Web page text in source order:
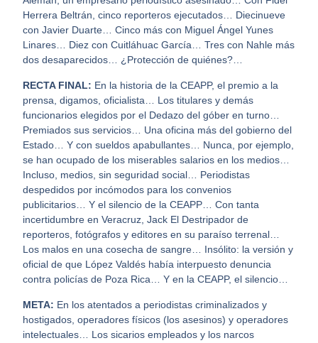
Herrera Beltrán, cinco reporteros ejecutados… Diecinueve
con Javier Duarte… Cinco más con Miguel Ángel Yunes
Linares… Diez con Cuitláhuac García… Tres con Nahle más
dos desaparecidos… ¿Protección de quiénes?…
RECTA FINAL: En la historia de la CEAPP, el premio a la
prensa, digamos, oficialista… Los titulares y demás
funcionarios elegidos por el Dedazo del góber en turno…
Premiados sus servicios… Una oficina más del gobierno del
Estado… Y con sueldos apabullantes… Nunca, por ejemplo,
se han ocupado de los miserables salarios en los medios…
Incluso, medios, sin seguridad social… Periodistas
despedidos por incómodos para los convenios
publicitarios… Y el silencio de la CEAPP… Con tanta
incertidumbre en Veracruz, Jack El Destripador de
reporteros, fotógrafos y editores en su paraíso terrenal…
Los malos en una cosecha de sangre… Insólito: la versión y
oficial de que López Valdés había interpuesto denuncia
contra policías de Poza Rica… Y en la CEAPP, el silencio…
META: En los atentados a periodistas criminalizados y
hostigados, operadores físicos (los asesinos) y operadores
intelectuales… Los sicarios empleados y los narcos